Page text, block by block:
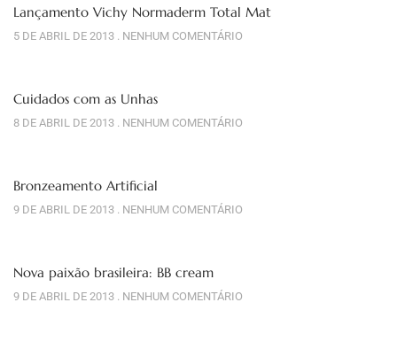
Lançamento Vichy Normaderm Total Mat
5 DE ABRIL DE 2013 NENHUM COMENTÁRIO
Cuidados com as Unhas
8 DE ABRIL DE 2013 NENHUM COMENTÁRIO
Bronzeamento Artificial
9 DE ABRIL DE 2013 NENHUM COMENTÁRIO
Nova paixão brasileira: BB cream
9 DE ABRIL DE 2013 NENHUM COMENTÁRIO